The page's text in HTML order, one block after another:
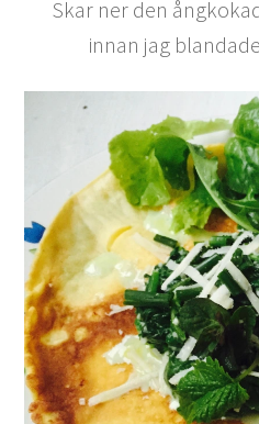
Skar ner den
innan jag